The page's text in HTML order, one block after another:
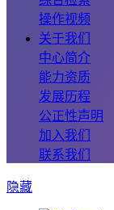
操作视频
关于我们
中心简介
能力资质
发展历程
公正性声明
加入我们
联系我们
隐藏